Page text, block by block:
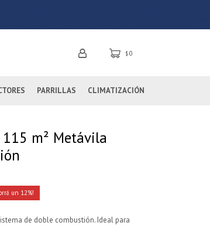
PARRILLAS CLIMATIZACIÓN
$0
m² Metávila
12
de doble combustión. Ideal para